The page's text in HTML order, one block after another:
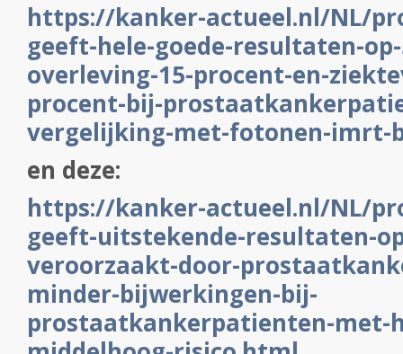
https://kanker-actueel.nl/NL/
geeft-hele-goede-resultaten-
overleving-15-procent-en-
procent-bij-
vergelijking-met-fotonen-imrt-
en deze:
https://kanker-actueel.nl/NL/
geeft-uitstekende-resultaten-
veroorzaakt-door-
minder-bijwerkingen-bij-
prostaatkankerpatienten-met-